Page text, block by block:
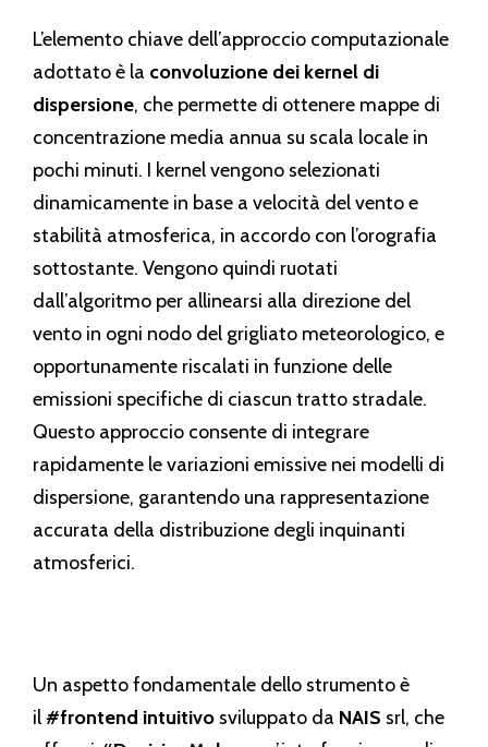
L’elemento chiave dell’approccio computazionale
adottato è la convoluzione dei kernel di
dispersione, che permette di ottenere mappe di
concentrazione media annua su scala locale in
pochi minuti. I kernel vengono selezionati
dinamicamente in base a velocità del vento e
stabilità atmosferica, in accordo con l’orografia
sottostante. Vengono quindi ruotati
dall’algoritmo per allinearsi alla direzione del
vento in ogni nodo del grigliato meteorologico, e
opportunamente riscalati in funzione delle
emissioni specifiche di ciascun tratto stradale.
Questo approccio consente di integrare
rapidamente le variazioni emissive nei modelli di
dispersione, garantendo una rappresentazione
accurata della distribuzione degli inquinanti
atmosferici.
Un aspetto fondamentale dello strumento è
il#frontend intuitivo sviluppato da NAIS srl, che